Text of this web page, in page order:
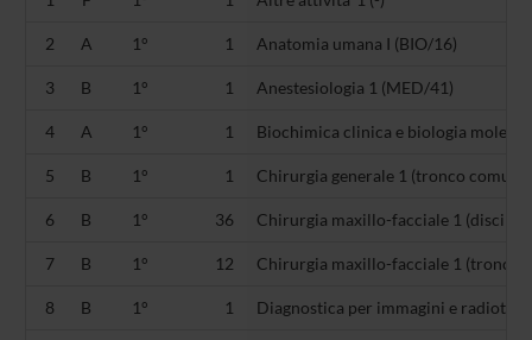
2 A 1° 1 Anatomia umana I (BIO/16)
3 B 1° 1 Anestesiologia 1 (MED/41)
4 A 1° 1 Biochimica clinica e biologia
5 B 1° 1 Chirurgia generale 1 (tronco
6 B 1° 36 Chirurgia maxillo-facciale 1
7 B 1° 12 Chirurgia maxillo-facciale 1 (tronco
8 B 1° 1 Diagnostica per immagini e